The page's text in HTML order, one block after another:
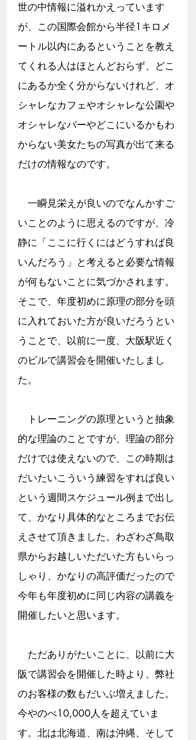
世の中情報に溢れかえっています
が、この国際会館から半径1キロメ
ートル以内にあるということを教え
てくれる人はほとんどおらず、どこ
にあるか全く分からないけれど、オ
シャレなカフェやオシャレな公園や
オシャレなバーやどこにいるかもわ
からない美女たちの写真が出て来る
だけの情報なのです。
一瞬見栄えが良いのでなんかすご
いことのように思えるのですが、冷
静に「ここに行くにはどうすれば良
いんだろう」と考えると必要な情報
が何もないことに気づかされます。
そこで、年度初めに原理の部分を頭
に入れておいた方が良いだろうとい
うことで、以前に一度、大阪駅近く
のビルで講習会を開催いたしまし
た。
トレーニングの原理というと抽象
的な理論のことですが、理論の部分
だけでは使えないので、この時期は
だいたいこういう練習をすれば良い
という週間スケジュール例まで出し
て、かなり具体的なところまでお伝
えさせて頂きました。わざわざ鳥取
県からお越しいただいた方もいらっ
しゃり、かなりの高評価だったので
今年も年度初めに同じ内容の講義を
開催したいと思います。
ただありがたいことに、以前に大
阪で講習会を開催した時より、弊社
のお客様の数もだいぶ増えました。
今やのべ10,000人を超えていま
す。北は北海道、南は沖縄、そして